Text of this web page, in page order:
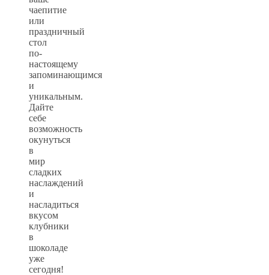
чаепитие
или
праздничный
стол
по-
настоящему
запоминающимся
и
уникальным.
Дайте
себе
возможность
окунуться
в
мир
сладких
наслаждений
и
насладиться
вкусом
клубники
в
шоколаде
уже
сегодня!